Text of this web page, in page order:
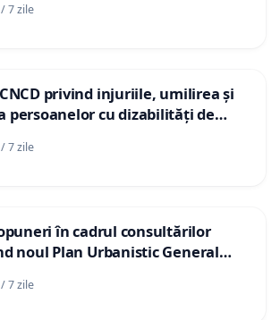
7 zile
privind injuriile, umilirea și
persoanelor cu dizabilități de
TikTok „Gorici”
7 zile
în cadrul consultărilor
noul Plan Urbanistic General
7 zile